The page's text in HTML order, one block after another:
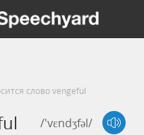
слово vengeful
/'vɛndʒfəl/